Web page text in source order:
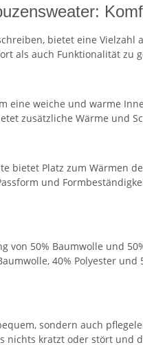
bietet eine
als auch Funktionalität zu
eine weiche und warme
zusätzliche Wärme und
bietet Platz zum Wärmen
und
von 50% Baumwolle und
40% Polyester
sondern auch
nichts kratzt oder stört und